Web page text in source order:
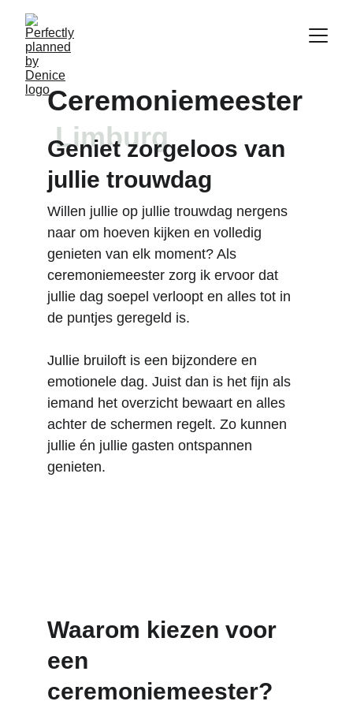
Ceremoniemeester
Limburg
Geniet zorgeloos van
jullie trouwdag
Willen jullie op jullie trouwdag nergens
naar om hoeven kijken en volledig
genieten van elk moment? Als
ceremoniemeester zorg ik ervoor dat
jullie dag soepel verloopt en alles tot in
de puntjes geregeld is.
Jullie bruiloft is een bijzondere en
emotionele dag. Juist dan is het fijn als
iemand het overzicht bewaart en alles
achter de schermen regelt. Zo kunnen
jullie én jullie gasten ontspannen
genieten.
Waarom kiezen voor
een
ceremoniemeester?